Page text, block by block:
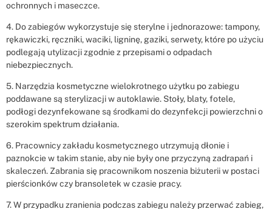
ochronnych i maseczce.
4. Do zabiegów wykorzystuje się sterylne i jednorazowe: tampony,
rękawiczki, ręczniki, waciki, ligninę, gaziki, serwety, które po użyciu
podlegają utylizacji zgodnie z przepisami o odpadach
niebezpiecznych.
5. Narzędzia kosmetyczne wielokrotnego użytku po zabiegu
poddawane są sterylizacji w autoklawie. Stoły, blaty, fotele,
podłogi dezynfekowane są środkami do dezynfekcji powierzchni o
szerokim spektrum działania.
6. Pracownicy zakładu kosmetycznego utrzymują dłonie i
paznokcie w takim stanie, aby nie były one przyczyną zadrapań i
skaleczeń. Zabrania się pracownikom noszenia biżuterii w postaci
pierścionków czy bransoletek w czasie pracy.
7. W przypadku zranienia podczas zabiegu należy przerwać zabieg,